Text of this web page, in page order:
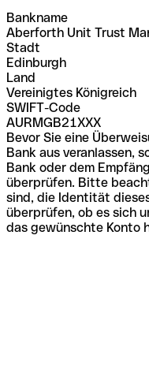
Bankname
Aberforth Unit Trust
Stadt
Edinburgh
Land
Vereinigtes Königreich
SWIFT-Code
AURMGB21XXX
Bevor Sie eine
Bank aus veranlassen,
Bank oder dem
überprüfen. Bitte
sind, die Identität
überprüfen, ob es sich
das gewünschte Konto